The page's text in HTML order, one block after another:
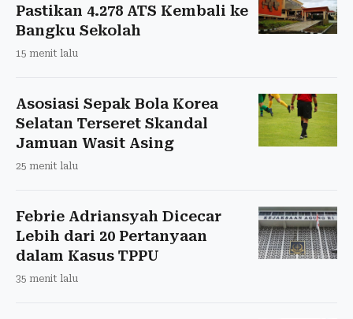
Pastikan 4.278 ATS Kembali ke
Bangku Sekolah
15 menit lalu
Asosiasi Sepak Bola Korea
Selatan Terseret Skandal
Jamuan Wasit Asing
25 menit lalu
Febrie Adriansyah Dicecar
Lebih dari 20 Pertanyaan
dalam Kasus TPPU
35 menit lalu